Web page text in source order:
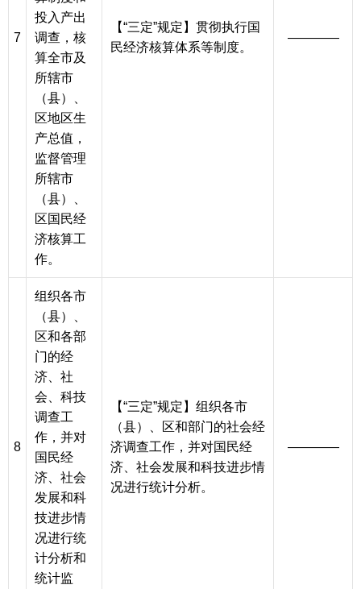
7
投入产出
调查，核
算全市及
所辖市
（县）、
区地区生
产总值，
监督管理
所辖市
（县）、
区国民经
济核算工
作。
【“三定”规定】贯彻执行国
民经济核算体系等制度。
————
8
组织各市
（县）、
区和各部
门的经
济、社
会、科技
调查工
作，并对
国民经
济、社会
发展和科
技进步情
况进行统
计分析和
统计监
【“三定”规定】组织各市
（县）、区和部门的社会经
济调查工作，并对国民经
济、社会发展和科技进步情
况进行统计分析。
————